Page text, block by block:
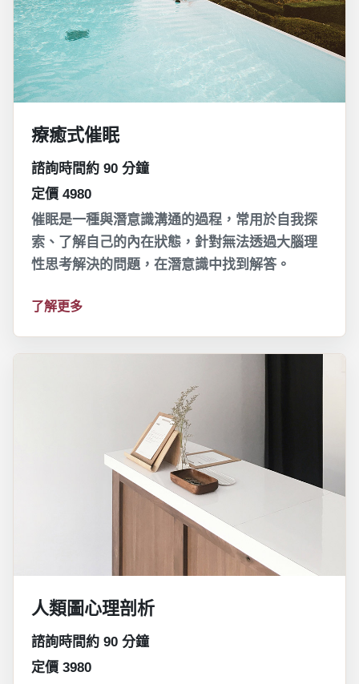
療癒式催眠
諮詢時間約 90 分鐘
定價 4980
催眠是一種與潛意識溝通的過程，常用於自我探
索、了解自己的內在狀態，針對無法透過大腦理
性思考解決的問題，在潛意識中找到解答。
了解更多
人類圖心理剖析
諮詢時間約 90 分鐘
定價 3980